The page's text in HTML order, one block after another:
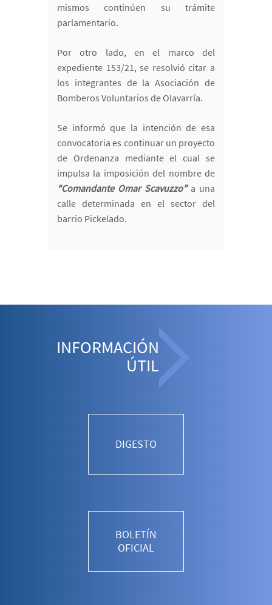
mismos continúen su trámite
parlamentario.
Por otro lado, en el marco del
expediente 153/21, se resolvió citar a
los integrantes de la Asociación de
Bomberos Voluntarios de Olavarría.
Se informó que la intención de esa
convocatoria es continuar un proyecto
de Ordenanza mediante el cual se
impulsa la imposición del nombre de
“Comandante Omar Scavuzzo”a una
calle determinada en el sector del
barrio Pickelado.
INFORMACIÓN
ÚTIL
DIGESTO
BOLETÍN
OFICIAL